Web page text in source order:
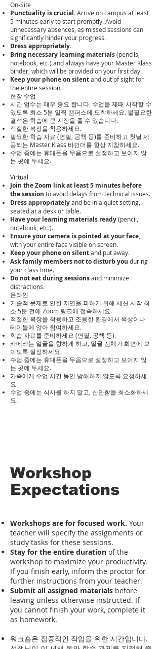
On-Site
Punctuality is crucial.Arrive on campus at least
5 minutes early to start promptly. Avoid
unnecessary absences, as missed sessions can
significantly hinder your progress.
Dress appropriately.
Bring necessary learning materials(pencils,
notebook, etc.) and always have your Master Klass
binder, which will be provided on your first day.
Keep your phone on silentand out of sight for
the entire session.
현장 수업
시간 엄수는 매우 중요 합니다. 수업을 제때 시작할 수
있도록 최소 5분 일찍 캠퍼스에 도착하세요. 불필요한
결석은 학습에 큰 지장을 줄 수 있습니다.
적절한 복장을 착용하세요.
필요한 학습 자료 (연필, 공책 등)를 준비하고 첫날 제
공되는 Master Klass 바인더를 항상 지참하세요.
수업 중에는 휴대폰을 무음으로 설정하고 보이지 않
는 곳에 두세요.
Virtual
Join the Zoom link at least 5 minutes before
the session to avoid delays from technical issues.
Dress appropriatelyand be in a quiet setting,
seated at a desk or table.
Have your learning materials ready(pencil,
notebook, etc.).
Ensure your camera is pointed at your face
with your entire face visible on screen.
Keep your phone on silentand put away.
Ask family members not to disturb you during
your class time.
Do not eat during sessionsand minimize
distractions.
온라인
기술적 문제로 인한 지연을 피하기 위해 세션 시작 최
소 5분 전에 Zoom 링크에 접속하세요.
적절한 복장을 착용하고 조용한 환경에서 책상이나
테이블에 앉아 참여하세요.
학습 자료를 준비하세요 (연필, 공책 등).
카메라는 얼굴을 향하게 하고, 얼굴 전체가 화면에 보
이도록 설정하세요.
수업 중에는 휴대폰을 무음으로 설정하고 보이지 않
는 곳에 두세요.
가족에게 수업 시간 동안 방해하지 않도록 요청하세
요.
​수업 중에는 식사를 하지 말고, 산만함을 최소화하세
요.
Workshop
Expectations
Workshops are for focused work. Your
teacher will specify the assignments or
study tasks for these sessions.
Stay for the entire duration of the
workshop to maximize your productivity.
If you finish early, inform the proctor for
further instructions from your teacher.
Submit all assigned materials before
leaving unless otherwise instructed. If
you cannot finish your work, complete it
as homework.
워크숍은 집중적인 작업을 위한 시간입니다.